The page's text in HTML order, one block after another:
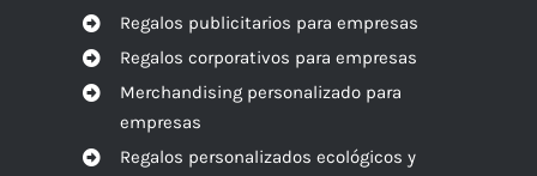
Regalos publicitarios para empresas
Regalos corporativos para empresas
Merchandising personalizado para
empresas
Regalos personalizados ecológicos y